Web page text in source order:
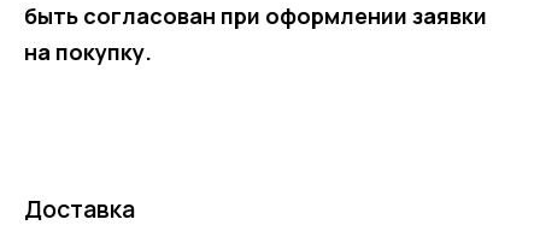
быть согласован при оформлении заявки
на покупку.
Доставка